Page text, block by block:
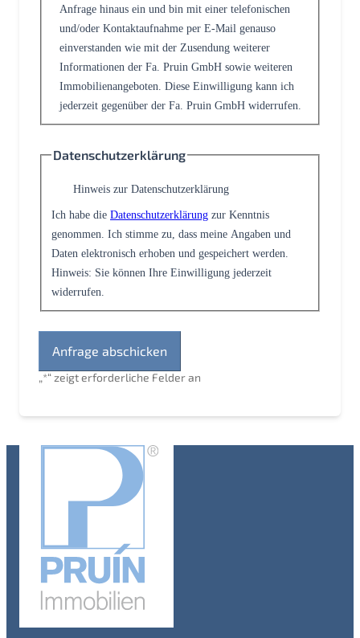
„*“ zeigt erforderliche Felder an
Anfrage hinaus ein und bin mit einer telefonischen
und/oder Kontaktaufnahme per E-Mail genauso
einverstanden wie mit der Zusendung weiterer
Informationen der Fa. Pruin GmbH sowie weiteren
Immobilienangeboten. Diese Einwilligung kann ich
jederzeit gegenüber der Fa. Pruin GmbH widerrufen.
Datenschutzerklärung
Hinweis zur Datenschutzerklärung
Ich habe die Datenschutzerklärung zur Kenntnis
genommen. Ich stimme zu, dass meine Angaben und
Daten elektronisch erhoben und gespeichert werden.
Hinweis: Sie können Ihre Einwilligung jederzeit
widerrufen.